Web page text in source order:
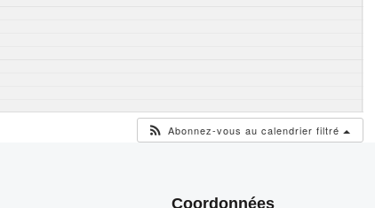
Abonnez-vous au calendrier filtré
Coordonnées